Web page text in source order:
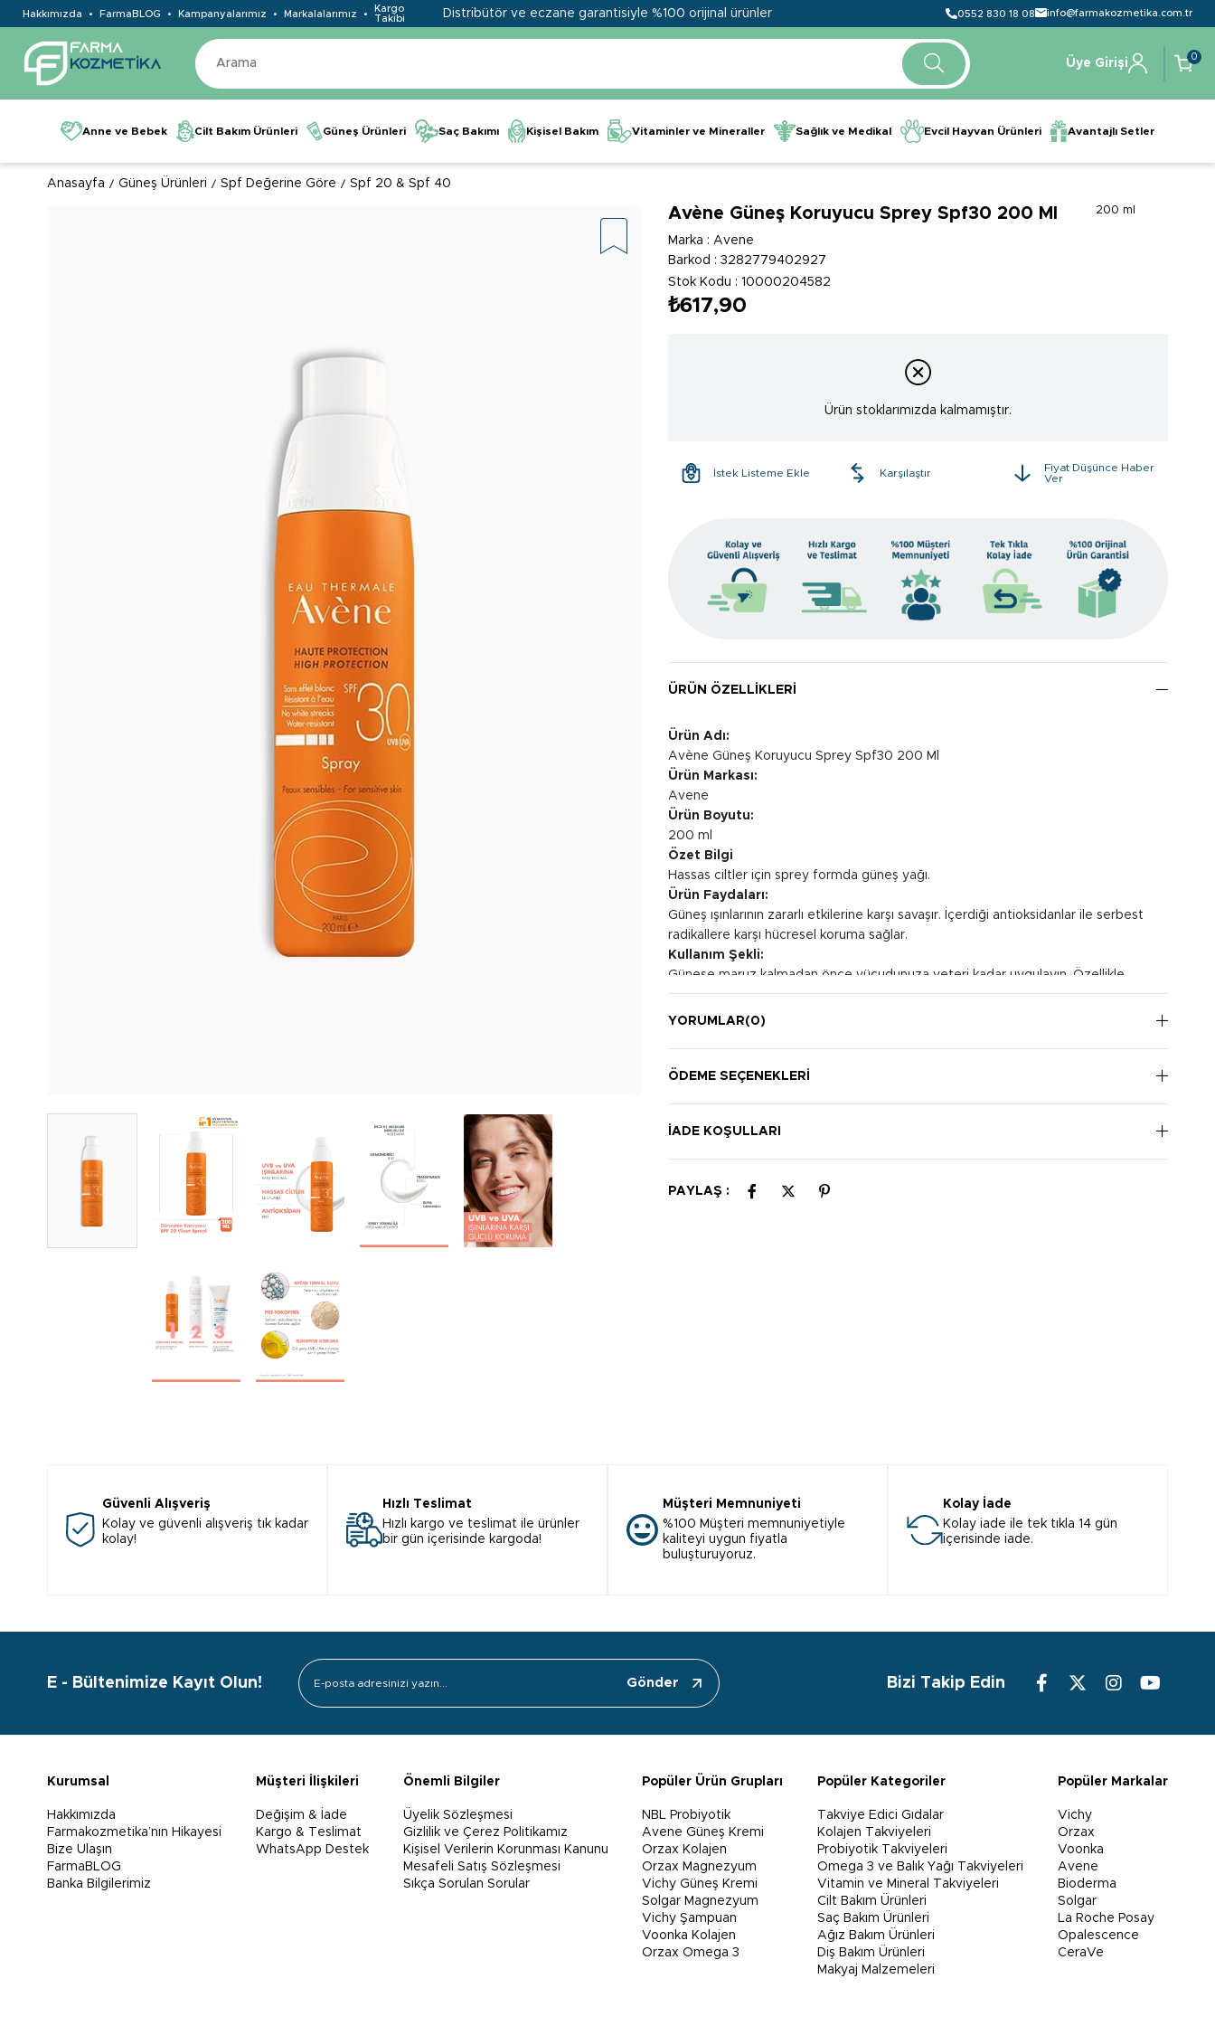
Hakkımızda FarmaBLOG Kampanyalarımız Markalalarımız
Kargo
Takibi
Distribütör ve eczane garantisiyle %100 orijinal ürünler 0552 830 18 08 info@farmakozmetika.com.tr
Üye Girişi
0
Anne ve Bebek Cilt Bakım Ürünleri Güneş Ürünleri Saç Bakımı Kişisel Bakım Vitaminler ve Mineraller Sağlık ve Medikal Evcil Hayvan Ürünleri Avantajlı Setler
Anasayfa Güneş Ürünleri Spf Değerine Göre Spf 20 & Spf 40
200 ml
Avène Güneş Koruyucu Sprey Spf30 200 Ml
Marka : Avene
Barkod : 3282779402927
Stok Kodu
10000204582
₺617,90
Ürün stoklarımızda kalmamıştır.
İstek Listeme Ekle Karşılaştır
Fiyat Düşünce Haber
Ver
ÜRÜN ÖZELLIKLERI
Ürün Adı:
Avène Güneş Koruyucu Sprey Spf30 200 Ml
Ürün Markası:
Avene
Ürün Boyutu:
200 ml
Özet Bilgi
Hassas ciltler için sprey formda güneş yağı.
Ürün Faydaları:
Güneş ışınlarının zararlı etkilerine karşı savaşır. İçerdiği antioksidanlar ile serbest
radikallere karşı hücresel koruma sağlar.
Kullanım Şekli:
Güneşe maruz kalmadan önce vücudunuza yeteri kadar uygulayın. Özellikle
terledikten, yüzdükten veya havluyla kurulandıktan sonra korumayı sürdürmek
için sık sık yeniden uygulayın. Gözlere püskürtmemeye özen gösterin. 2 saatte
YORUMLAR(0)
ÖDEME SEÇENEKLERI
İADE KOŞULLARI
PAYLAŞ :
Güvenli Alışveriş
Kolay ve güvenli alışveriş tık kadar
kolay!
Hızlı Teslimat
Hızlı kargo ve teslimat ile ürünler
bir gün içerisinde kargoda!
Müşteri Memnuniyeti
%100 Müşteri memnuniyetiyle
kaliteyi uygun fiyatla
buluşturuyoruz.
Kolay İade
Kolay iade ile tek tıkla 14 gün
içerisinde iade.
E - Bültenimize Kayıt Olun! Gönder Bizi Takip Edin
Kurumsal
Hakkımızda
Farmakozmetika’nın Hikayesi
Bize Ulaşın
FarmaBLOG
Banka Bilgilerimiz
Müşteri İlişkileri
Değişim & İade
Kargo & Teslimat
WhatsApp Destek
Önemli Bilgiler
Üyelik Sözleşmesi
Gizlilik ve Çerez Politikamız
Kişisel Verilerin Korunması Kanunu
Mesafeli Satış Sözleşmesi
Sıkça Sorulan Sorular
Popüler Ürün Grupları
NBL Probiyotik
Avene Güneş Kremi
Orzax Kolajen
Orzax Magnezyum
Vichy Güneş Kremi
Solgar Magnezyum
Vichy Şampuan
Voonka Kolajen
Orzax Omega 3
Popüler Kategoriler
Takviye Edici Gıdalar
Kolajen Takviyeleri
Probiyotik Takviyeleri
Omega 3 ve Balık Yağı Takviyeleri
Vitamin ve Mineral Takviyeleri
Cilt Bakım Ürünleri
Saç Bakım Ürünleri
Ağız Bakım Ürünleri
Diş Bakım Ürünleri
Makyaj Malzemeleri
Popüler Markalar
Vichy
Orzax
Voonka
Avene
Bioderma
Solgar
La Roche Posay
Opalescence
CeraVe